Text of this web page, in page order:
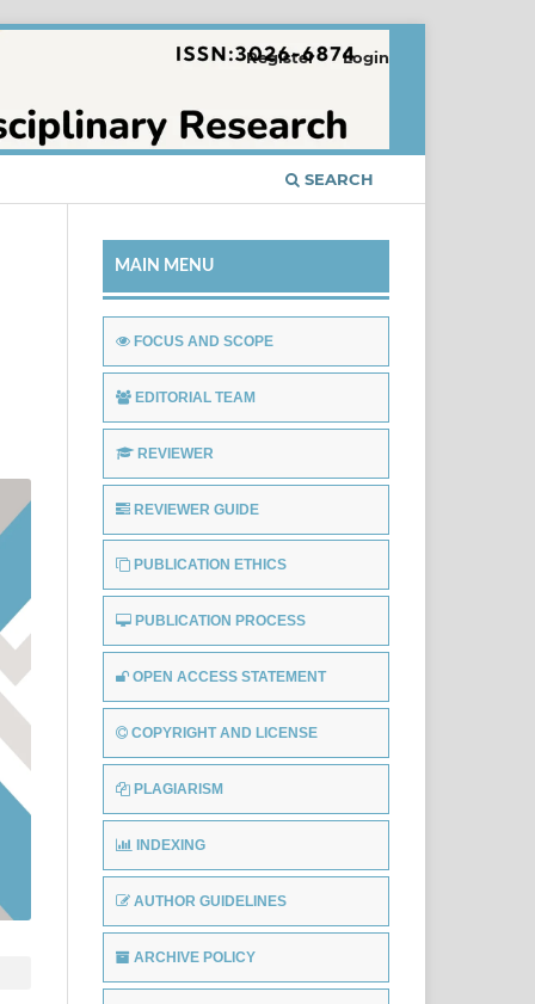
SEARCH
Register Login
MAIN MENU
FOCUS AND SCOPE
EDITORIAL TEAM
REVIEWER
REVIEWER GUIDE
PUBLICATION ETHICS
PUBLICATION PROCESS
OPEN ACCESS STATEMENT
COPYRIGHT AND LICENSE
PLAGIARISM
INDEXING
AUTHOR GUIDELINES
ARCHIVE POLICY